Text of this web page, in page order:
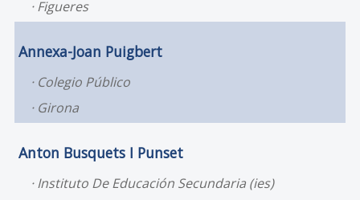
Figueres
Annexa-Joan Puigbert
Colegio Público
Girona
Anton Busquets I Punset
Instituto De Educación Secundaria (ies)